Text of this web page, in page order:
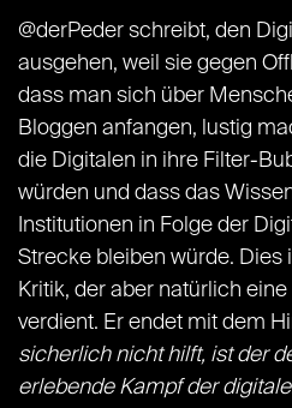
@derPeder schreibt, den
ausgehen, weil sie gegen
dass man sich über
Bloggen anfangen, lustig
die Digitalen in ihre Filter-
würden und dass das
Institutionen in Folge der
Strecke bleiben würde. Dies
Kritik, der aber natürlich
verdient. Er endet mit dem
sicherlich nicht hilft, ist der
erlebende Kampf der